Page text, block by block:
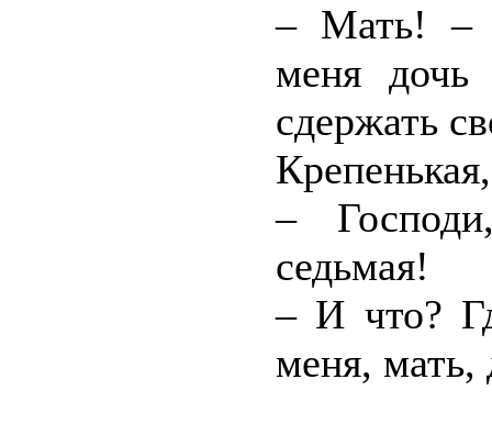
– Мать! –
меня
сдержать
–
седьмая!
– И что?
меня, мать,